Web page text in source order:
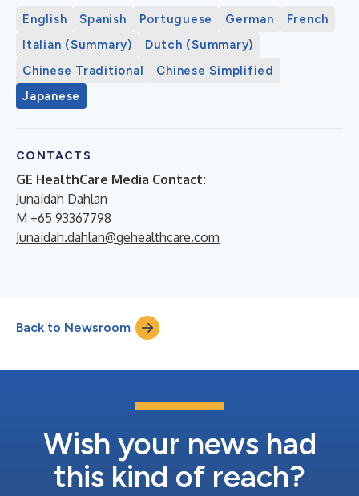
English Spanish Portuguese German
French
Italian (Summary)
Dutch (Summary)
Chinese Traditional
Chinese Simplified
Japanese
CONTACTS
GE HealthCare Media Contact:
Junaidah Dahlan
M +65 93367798
Junaidah.dahlan@gehealthcare.com
Back to Newsroom
Wish your news had
this kind of reach?